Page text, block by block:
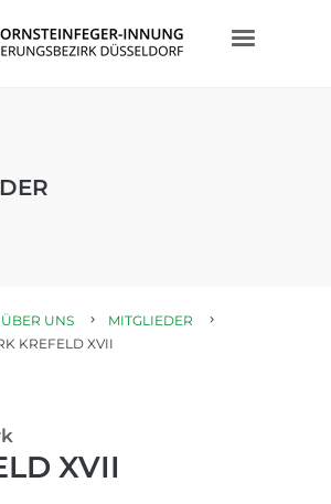
ÜBER UNS
MITGLIEDER
KREFELD XVII
XVII